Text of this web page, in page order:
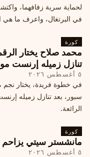
لحماية سرية زفافهما،
في البرتغال، واعرف ما هي
كورة
تنازل زميله إرنست
٥ أغسطس ٢٠٢٦
سبور، بعد تنازل زميله
الرائعة.
كورة
مانشستر سيتي يزاحم
٥ أغسطس ٢٠٢٦